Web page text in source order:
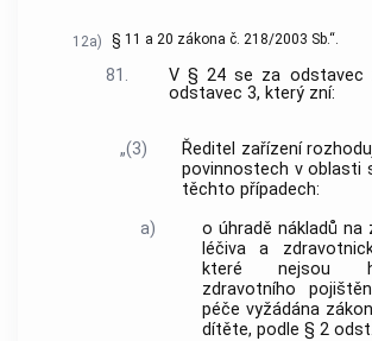
12a) § 11 a 20 zákona č. 218/2003 Sb.“.
81.
V § 24 se za odstavec
odstavec 3, který zní:
„(3)
Ředitel zařízení
povinnostech v oblasti
těchto případech:
a)
o úhradě nákladů na
léčiva a
které nejsou
zdravotního
péče vyžádána
dítěte, podle § 2